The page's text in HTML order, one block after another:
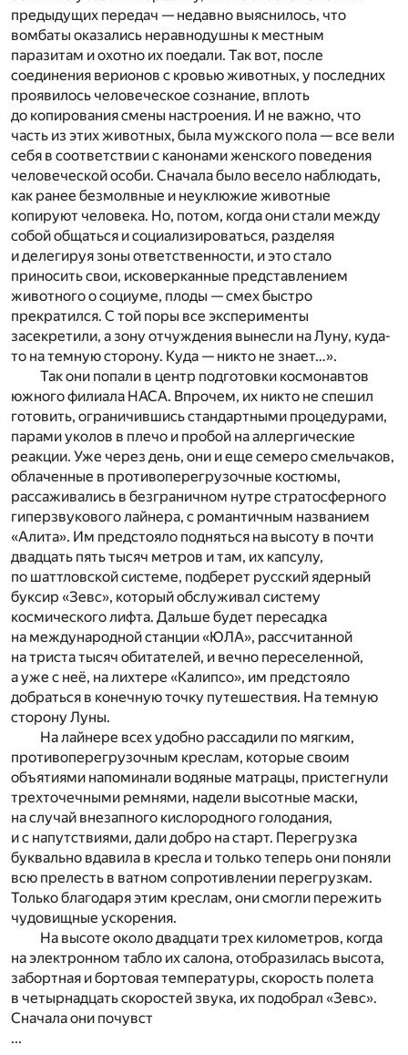
предыдущих передач — недавно выяснилось, что
вомбаты оказались неравнодушны к местным
паразитам и охотно их поедали. Так вот, после
соединения верионов с кровью животных, у последних
проявилось человеческое сознание, вплоть
до копирования смены настроения. И не важно, что
часть из этих животных, была мужского пола — все вели
себя в соответствии с канонами женского поведения
человеческой особи. Сначала было весело наблюдать,
как ранее безмолвные и неуклюжие животные
копируют человека. Но, потом, когда они стали между
собой общаться и социализироваться, разделяя
и делегируя зоны ответственности, и это стало
приносить свои, исковерканные представлением
животного о социуме, плоды — смех быстро
прекратился. С той поры все эксперименты
засекретили, а зону отчуждения вынесли на Луну, куда-
то на темную сторону. Куда — никто не знает…».
Так они попали в центр подготовки космонавтов
южного филиала НАСА. Впрочем, их никто не спешил
готовить, ограничившись стандартными процедурами,
парами уколов в плечо и пробой на аллергические
реакции. Уже через день, они и еще семеро смельчаков,
облаченные в противоперегрузочные костюмы,
рассаживались в безграничном нутре стратосферного
гиперзвукового лайнера, с романтичным названием
«Алита». Им предстояло подняться на высоту в почти
двадцать пять тысяч метров и там, их капсулу,
по шаттловской системе, подберет русский ядерный
буксир «Зевс», который обслуживал систему
космического лифта. Дальше будет пересадка
на международной станции «ЮЛА», рассчитанной
на триста тысяч обитателей, и вечно переселенной,
а уже с неё, на лихтере «Калипсо», им предстояло
добраться в конечную точку путешествия. На темную
сторону Луны.
На лайнере всех удобно рассадили по мягким,
противоперегрузочным креслам, которые своим
объятиями напоминали водяные матрацы, пристегнули
трехточечными ремнями, надели высотные маски,
на случай внезапного кислородного голодания,
и с напутствиями, дали добро на старт. Перегрузка
буквально вдавила в кресла и только теперь они поняли
всю прелесть в ватном сопротивлении перегрузкам.
Только благодаря этим креслам, они смогли пережить
чудовищные ускорения.
На высоте около двадцати трех километров, когда
на электронном табло их салона, отобразилась высота,
забортная и бортовая температуры, скорость полета
в четырнадцать скоростей звука, их подобрал «Зевс».
Сначала они почувст
...